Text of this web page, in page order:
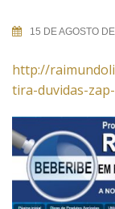
15 DE AGOSTO
http://
tira-duvidas-